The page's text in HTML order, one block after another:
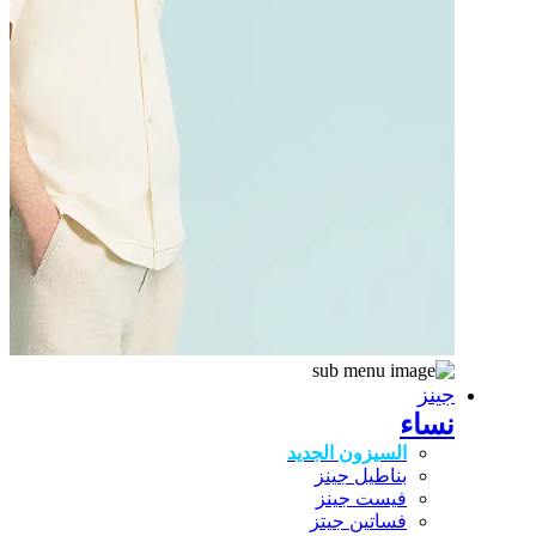
جينز
نساء
السيزون الجديد
بناطيل جينز
فيست جينز
فساتين جيتز